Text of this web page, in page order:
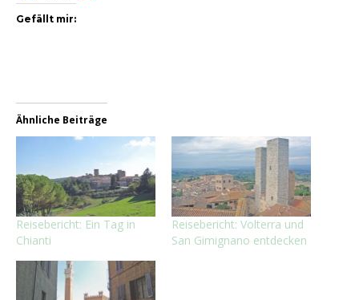
Gefällt mir:
Ähnliche Beiträge
Reisebericht: Ein Tag in
Chianti
Reisebericht: Volterra und
San Gimignano entdecken